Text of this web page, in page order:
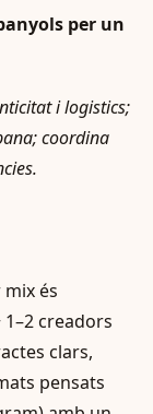
per un
i logistics;
coordina
és
creadors
clars,
pensats